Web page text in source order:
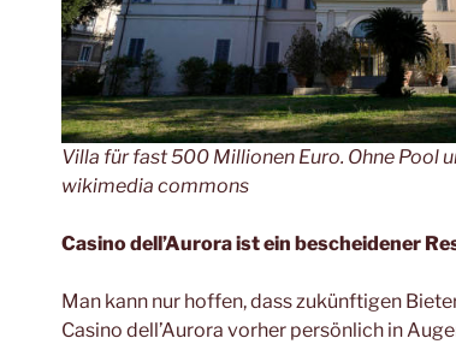
Villa für fast 500 Millionen Euro. Ohne Pool
wikimedia commons
Casino dell’Aurora ist ein bescheidener
Man kann nur hoffen, dass zukünftigen
Casino dell’Aurora vorher persönlich in